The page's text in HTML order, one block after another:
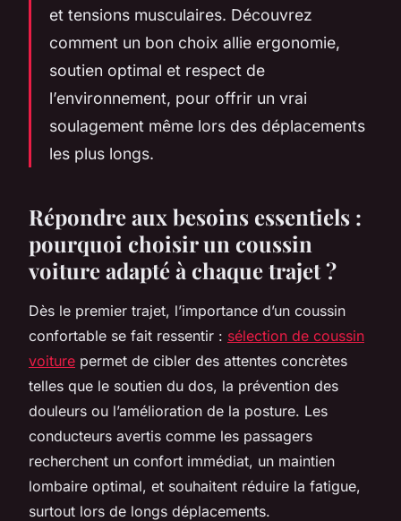
et tensions musculaires. Découvrez
comment un bon choix allie ergonomie,
soutien optimal et respect de
l’environnement, pour offrir un vrai
soulagement même lors des déplacements
les plus longs.
Répondre aux besoins essentiels :
pourquoi choisir un coussin
voiture adapté à chaque trajet ?
Dès le premier trajet, l’importance d’un coussin
confortable se fait ressentir : sélection de coussin
voiture permet de cibler des attentes concrètes
telles que le soutien du dos, la prévention des
douleurs ou l’amélioration de la posture. Les
conducteurs avertis comme les passagers
recherchent un confort immédiat, un maintien
lombaire optimal, et souhaitent réduire la fatigue,
surtout lors de longs déplacements.